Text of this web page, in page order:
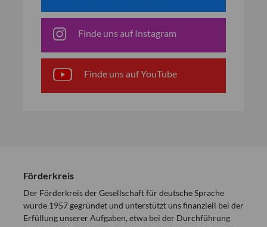
Finde uns auf Instagram
Finde uns auf YouTube
Förderkreis
Der Förderkreis der Gesellschaft für deutsche Sprache
wurde 1957 gegründet und unterstützt uns finanziell bei der
Erfüllung unserer Aufgaben, etwa bei der Durchführung